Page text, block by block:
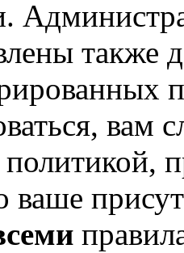
также
вам